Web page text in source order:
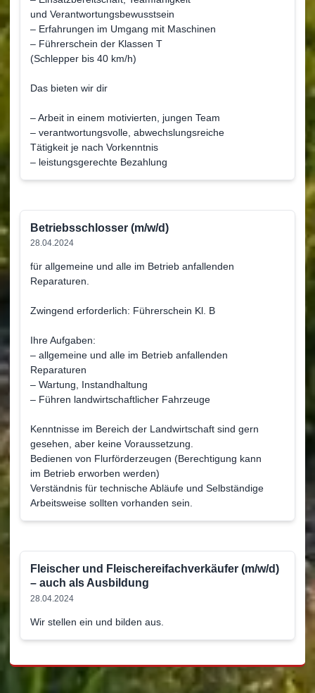
und Verantwortungsbewusstsein
– Erfahrungen im Umgang mit Maschinen
– Führerschein der Klassen T
(Schlepper bis 40 km/h)
Das bieten wir dir
– Arbeit in einem motivierten, jungen Team
– verantwortungsvolle, abwechslungsreiche
Tätigkeit je nach Vorkenntnis
– leistungsgerechte Bezahlung
Betriebsschlosser (m/w/d)
28.04.2024
für allgemeine und alle im Betrieb anfallenden
Reparaturen.
Zwingend erforderlich: Führerschein Kl. B
Ihre Aufgaben:
– allgemeine und alle im Betrieb anfallenden
Reparaturen
– Wartung, Instandhaltung
– Führen landwirtschaftlicher Fahrzeuge
Kenntnisse im Bereich der Landwirtschaft sind gern
gesehen, aber keine Voraussetzung.
Bedienen von Flurförderzeugen (Berechtigung kann
im Betrieb erworben werden)
Verständnis für technische Abläufe und Selbständige
Arbeitsweise sollten vorhanden sein.
Fleischer und Fleischereifachverkäufer (m/w/d)
– auch als Ausbildung
28.04.2024
Wir stellen ein und bilden aus.